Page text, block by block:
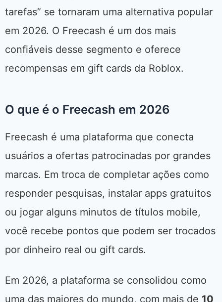
tarefas” se tornaram uma alternativa popular
em 2026. O Freecash é um dos mais
confiáveis desse segmento e oferece
recompensas em gift cards da Roblox.
O que é o Freecash em 2026
Freecash é uma plataforma que conecta
usuários a ofertas patrocinadas por grandes
marcas. Em troca de completar ações como
responder pesquisas, instalar apps gratuitos
ou jogar alguns minutos de títulos mobile,
você recebe pontos que podem ser trocados
por dinheiro real ou gift cards.
Em 2026, a plataforma se consolidou como
uma das maiores do mundo, com mais de 10